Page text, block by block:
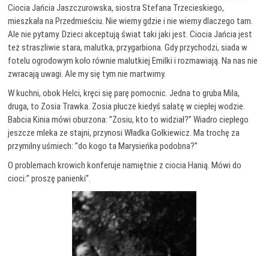
Ciocia Jańcia Jaszczurowska, siostra Stefana Trzecieskiego,
mieszkała na Przedmieściu. Nie wiemy gdzie i nie wiemy dlaczego tam.
Ale nie pytamy. Dzieci akceptują świat taki jaki jest. Ciocia Jańcia jest
też straszliwie stara, malutka, przygarbiona. Gdy przychodzi, siada w
fotelu ogrodowym koło równie malutkiej Emilki i rozmawiają. Na nas nie
zwracają uwagi. Ale my się tym nie martwimy.
W kuchni, obok Helci, kręci się parę pomocnic. Jedna to gruba Mila,
druga, to Zosia Trawka. Zosia płucze kiedyś sałatę w ciepłej wodzie.
Babcia Kinia mówi oburzona: ”Zosiu, kto to widział?” Wiadro ciepłego
jeszcze mleka ze stajni, przynosi Władka Gołkiewicz. Ma trochę za
przymilny uśmiech: ”do kogo ta Marysieńka podobna?”
O problemach krowich konferuje namiętnie z ciocia Hanią. Mówi do
cioci:” proszę panienki”.